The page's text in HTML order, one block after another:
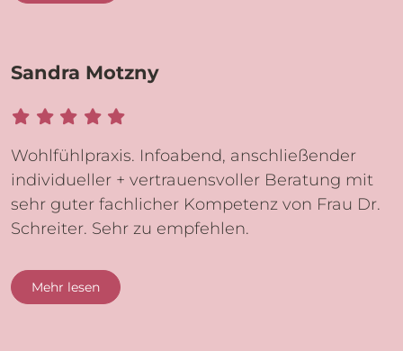
Sandra Motzny
Wohlfühlpraxis. Infoabend, anschließender
individueller + vertrauensvoller Beratung mit
sehr guter fachlicher Kompetenz von Frau Dr.
Schreiter. Sehr zu empfehlen.
Mehr lesen